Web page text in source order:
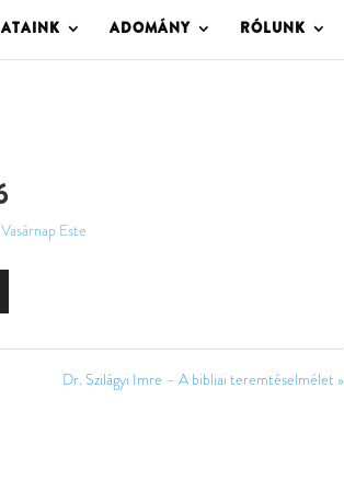
ADOMÁNY RÓLUNK
Vasárnap Este
Dr. Szilágyi Imre – A bibliai teremtéselmélet »